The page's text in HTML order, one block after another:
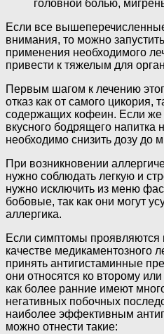
головной болью,
Если все
внимания, то можно
применения необходимого
привести к тяжелым для
Первым шагом к лечению
отказ как от самого цикория,
содержащих кофеин. Если же
вкусного бодрящего напитка
необходимо снизить дозу до
При возникновении
нужно соблюдать легкую и
нужно исключить из меню
бобовые, так как они могут
аллергика.
Если симптомы проявляются
качестве медикаментозного
принять антигистаминные
они относятся ко второму
как более ранние имеют
негативных побочных
наиболее эффективным
можно отнести такие: